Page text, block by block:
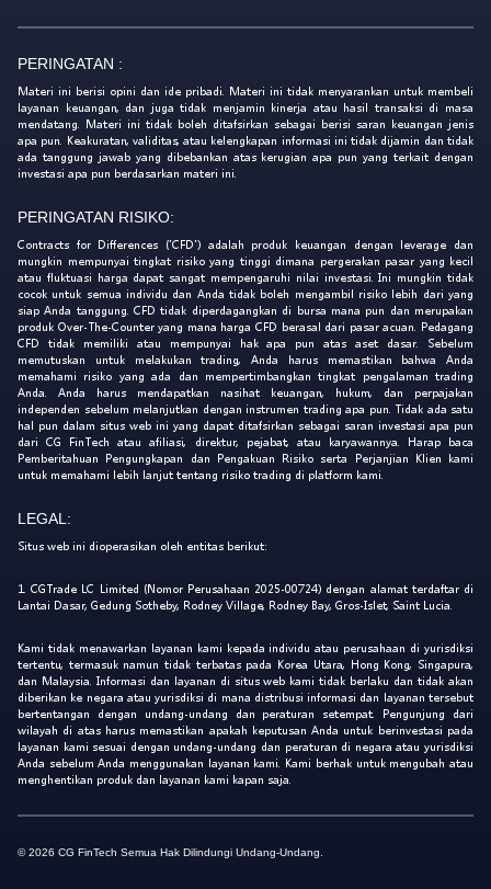
PERINGATAN :
Materi ini berisi opini dan ide pribadi. Materi ini tidak menyarankan untuk membeli
layanan keuangan, dan juga tidak menjamin kinerja atau hasil transaksi di masa
mendatang. Materi ini tidak boleh ditafsirkan sebagai berisi saran keuangan jenis
apa pun. Keakuratan, validitas, atau kelengkapan informasi ini tidak dijamin dan tidak
ada tanggung jawab yang dibebankan atas kerugian apa pun yang terkait dengan
investasi apa pun berdasarkan materi ini.
PERINGATAN RISIKO:
Contracts for Differences ('CFD') adalah produk keuangan dengan leverage dan
mungkin mempunyai tingkat risiko yang tinggi dimana pergerakan pasar yang kecil
atau fluktuasi harga dapat sangat mempengaruhi nilai investasi. Ini mungkin tidak
cocok untuk semua individu dan Anda tidak boleh mengambil risiko lebih dari yang
siap Anda tanggung. CFD tidak diperdagangkan di bursa mana pun dan merupakan
produk Over-The-Counter yang mana harga CFD berasal dari pasar acuan. Pedagang
CFD tidak memiliki atau mempunyai hak apa pun atas aset dasar. Sebelum
memutuskan untuk melakukan trading, Anda harus memastikan bahwa Anda
memahami risiko yang ada dan mempertimbangkan tingkat pengalaman trading
Anda. Anda harus mendapatkan nasihat keuangan, hukum, dan perpajakan
independen sebelum melanjutkan dengan instrumen trading apa pun. Tidak ada satu
hal pun dalam situs web ini yang dapat ditafsirkan sebagai saran investasi apa pun
dari CG FinTech atau afiliasi, direktur, pejabat, atau karyawannya. Harap baca
Pemberitahuan Pengungkapan dan Pengakuan Risiko serta Perjanjian Klien kami
untuk memahami lebih lanjut tentang risiko trading di platform kami.
LEGAL:
Situs web ini dioperasikan oleh entitas berikut:
1. CGTrade LC Limited (Nomor Perusahaan 2025-00724) dengan alamat terdaftar di
Lantai Dasar, Gedung Sotheby, Rodney Village, Rodney Bay, Gros-Islet, Saint Lucia.
Kami tidak menawarkan layanan kami kepada individu atau perusahaan di yurisdiksi
tertentu, termasuk namun tidak terbatas pada Korea Utara, Hong Kong, Singapura,
dan Malaysia. Informasi dan layanan di situs web kami tidak berlaku dan tidak akan
diberikan ke negara atau yurisdiksi di mana distribusi informasi dan layanan tersebut
bertentangan dengan undang-undang dan peraturan setempat. Pengunjung dari
wilayah di atas harus memastikan apakah keputusan Anda untuk berinvestasi pada
layanan kami sesuai dengan undang-undang dan peraturan di negara atau yurisdiksi
Anda sebelum Anda menggunakan layanan kami. Kami berhak untuk mengubah atau
menghentikan produk dan layanan kami kapan saja.
© 2026 CG FinTech Semua Hak Dilindungi Undang-Undang.